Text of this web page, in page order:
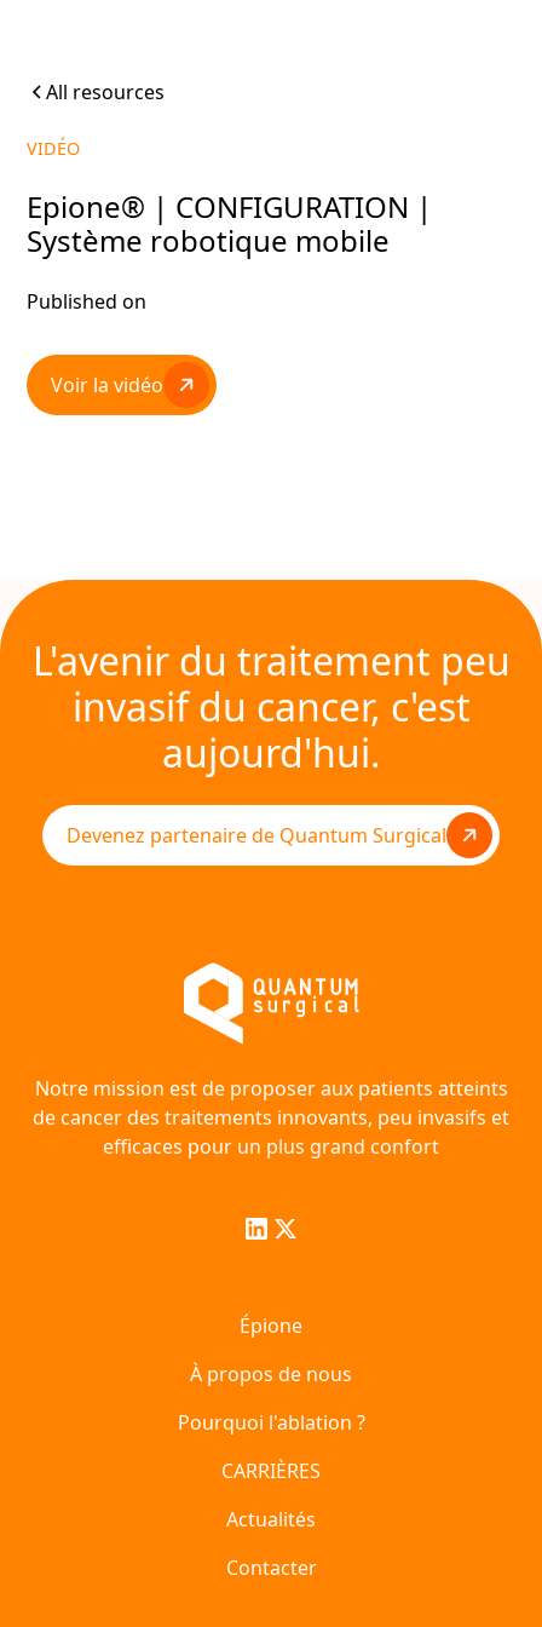
All resources
VIDÉO
Epione® | CONFIGURATION |
Système robotique mobile
Published on
Voir la vidéo
L'avenir du traitement peu
invasif du cancer, c'est
aujourd'hui.
Devenez partenaire de Quantum Surgical
Notre mission est de proposer aux patients atteints
de cancer des traitements innovants, peu invasifs et
efficaces pour un plus grand confort
Épione
À propos de nous
Pourquoi l'ablation ?
CARRIÈRES
Actualités
Contacter